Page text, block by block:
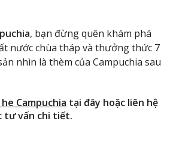
, bạn đừng quên khám phá
nước chùa tháp và thưởng thức 7
nhìn là thèm của Campuchia sau
Campuchia tại đây hoặc liên hệ
tư vấn chi tiết.